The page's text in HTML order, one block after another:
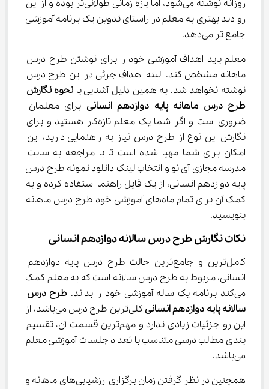
روزانه نوشته می‌شود، اما بازه زمانی طولانی‌تر بوده و از این
رو دید بهتری به معلم در راستای تدوین یک برنامه آموزشی
جامع تر می‌دهد.
معلم باید اهداف آموزشی خود را برای نوشتن طرح درس
ماهانه مشخص کند. البته اهداف جزئی در این طرح درس
نوشته نخواهد شد. به همین دلیل آشنایی با نحوه نگارش
طرح درس ماهانه پایه دوازدهم انسانی برای معلمان
ضروری است و اگر شما یک معلم تازه‌کار هستید و برای
نگارش این نوع از طرح درس نیاز به راهنمایی دارید، این
امکان برای شما مهیا شده است تا با مراجعه به سایت
مدرسه مجازی آی نو و انتخاب لینک دانلود نمونه طرح درس
پایه دوازدهم انسانی، از یک فایل راهنما استفاده کرده و به
کمک آن برای تمام ماه‌های آموزشی خود طرح درس ماهانه
بنویسید.
نکات نگارش طرح درس سالانه دوازدهم انسانی
کامل‌ترین و جامع‌ترین حالت طرح درس پایه دوازدهم
انسانی، مربوط به طرح درس سالانه است که به معلم کمک
می‌کند برنامه یک ساله آموزشی خود را بداند.
طرح درس
سالانه پایه دوازدهم انسانی
کلی‌ترین طرح درس می‌باشد، از
این رو جزئیات زیادی ندارد و مهم‌ترین قسمت آن، تقسیم
بندی مطالب درسی متناسب با تعداد جلسات آموزشی معلم
می‌باشد.
همچنین در نظر گرفتن زمان برگزاری ارزشیابی‌های ماهانه و